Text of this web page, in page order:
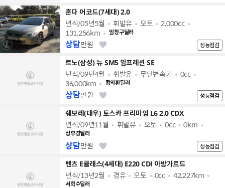
혼다 어코드(7세대) 2.0
년식/05년5월 휘발유 오토
2,000cc
131,256km
임창구딜러
성능점검
상담만원
르노(삼성) 뉴 SM5 임프레션 SE
년식/09년4월 휘발유 무단변속기
0cc
36,000km
황의환딜러
성능점검
상담만원
쉐보레(대우) 토스카 프리미엄 L6 2.0 CDX
년식/09년11월 휘발유 오토 0cc 0km
성부경딜러
성능점검
상담만원
벤츠 E클래스(4세대) E220 CDI 아방가르드
년식/13년2월 경유 오토 0cc 42,227km
서학수딜러